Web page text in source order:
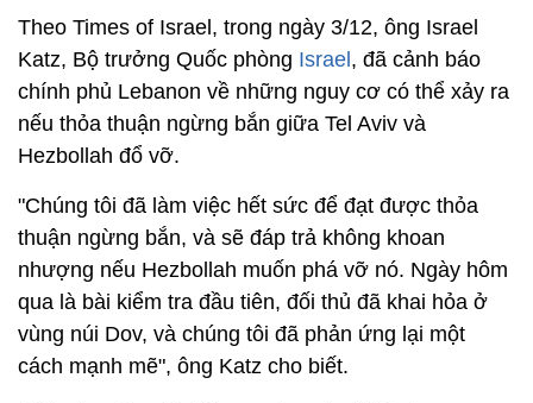
Theo Times of Israel, trong ngày 3/12, ông Israel
Katz, Bộ trưởng Quốc phòng Israel , đã cảnh báo
chính phủ Lebanon về những nguy cơ có thể xảy ra
nếu thỏa thuận ngừng bắn giữa Tel Aviv và
Hezbollah đổ vỡ.
"Chúng tôi đã làm việc hết sức để đạt được thỏa
thuận ngừng bắn, và sẽ đáp trả không khoan
nhượng nếu Hezbollah muốn phá vỡ nó. Ngày hôm
qua là bài kiểm tra đầu tiên, đối thủ đã khai hỏa ở
vùng núi Dov, và chúng tôi đã phản ứng lại một
cách mạnh mẽ", ông Katz cho biết.